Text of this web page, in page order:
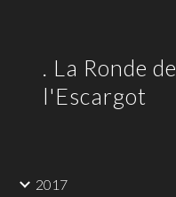
. La Ronde de
l'Escargot
2017